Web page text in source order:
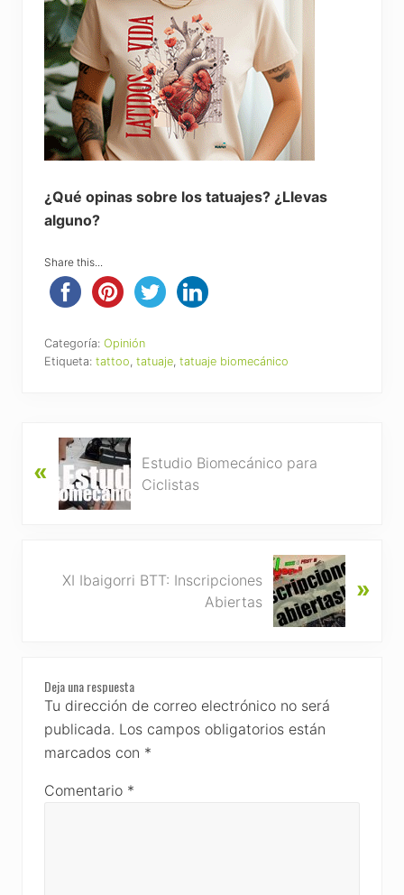
¿Qué opinas sobre los tatuajes? ¿Llevas
alguno?
Share this...
Categoría: Opinión
Etiqueta: tattoo tatuaje tatuaje biomecánico
r
«
Estudio Biomecánico para
Ciclistas
XI Ibaigorri BTT: Inscripciones
Abiertas
»
Reader
Interactions
Deja una respuesta
Tu dirección de correo electrónico no será
publicada. Los campos obligatorios están
marcados con *
Comentario *